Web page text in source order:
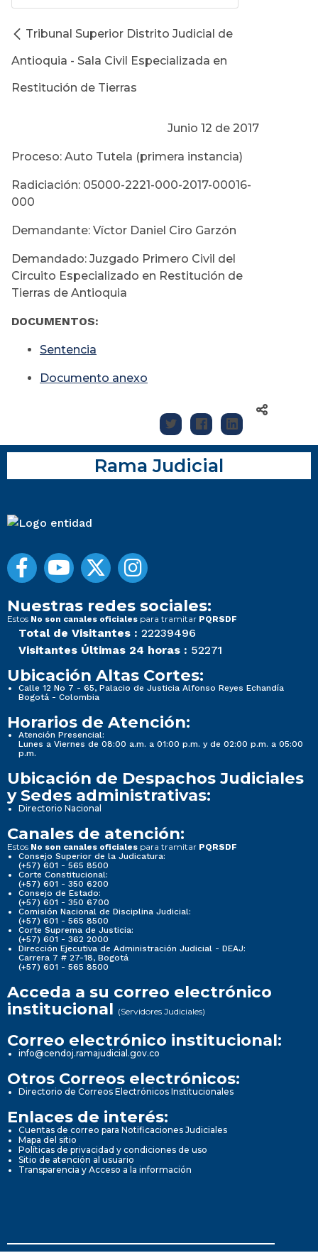
Tribunal Superior Distrito Judicial de
Antioquia - Sala Civil Especializada en
Restitución de Tierras
Junio 12 de 2017
Proceso: Auto Tutela (primera instancia)
Radiciación: 05000-2221-000-2017-00016-
000
Demandante: Víctor Daniel Ciro Garzón
Demandado: Juzgado Primero Civil del
Circuito Especializado en Restitución de
Tierras de Antioquia
DOCUMENTOS:
Sentencia
Documento anexo
Rama Judicial
Nuestras redes sociales:
Estos No son canales oficiales para tramitar PQRSDF
Total de Visitantes : 22239496
Visitantes Últimas 24 horas : 52271
Ubicación Altas Cortes:
Calle 12 No 7 - 65, Palacio de Justicia Alfonso Reyes Echandía
Bogotá - Colombia
Horarios de Atención:
Atención Presencial:
Lunes a Viernes de 08:00 a.m. a 01:00 p.m. y de 02:00 p.m. a 05:00
p.m.
Ubicación de Despachos Judiciales
y Sedes administrativas:
Directorio Nacional
Canales de atención:
Estos No son canales oficiales para tramitar PQRSDF
Consejo Superior de la Judicatura:
(+57) 601 - 565 8500
Corte Constitucional:
(+57) 601 - 350 6200
Consejo de Estado:
(+57) 601 - 350 6700
Comisión Nacional de Disciplina Judicial:
(+57) 601 - 565 8500
Corte Suprema de Justicia:
(+57) 601 - 362 2000
Dirección Ejecutiva de Administración Judicial - DEAJ:
Carrera 7 # 27-18, Bogotá
(+57) 601 - 565 8500
Acceda a su correo electrónico
institucional (Servidores Judiciales)
Correo electrónico institucional:
info@cendoj.ramajudicial.gov.co
Otros Correos electrónicos:
Directorio de Correos Electrónicos Institucionales
Enlaces de interés:
Cuentas de correo para Notificaciones Judiciales
Mapa del sitio
Políticas de privacidad y condiciones de uso
Sitio de atención al usuario
Transparencia y Acceso a la información